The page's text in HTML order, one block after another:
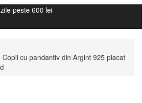
peste 600 lei
cu pandantiv din Argint 925 placat